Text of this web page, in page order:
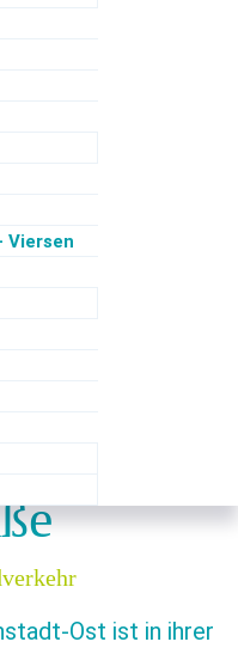
Viersen
für
an
Ost ist in ihrer